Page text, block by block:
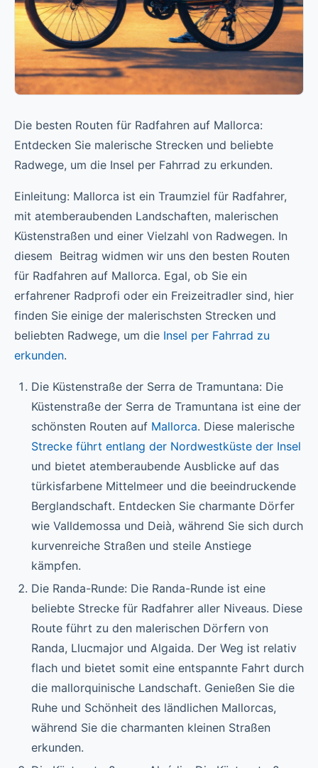
Die besten Routen für Radfahren auf Mallorca:
Entdecken Sie malerische Strecken und beliebte
Radwege, um die Insel per Fahrrad zu erkunden.
Einleitung: Mallorca ist ein Traumziel für Radfahrer,
mit atemberaubenden Landschaften, malerischen
Küstenstraßen und einer Vielzahl von Radwegen. In
diesem Beitrag widmen wir uns den besten Routen
für Radfahren auf Mallorca. Egal, ob Sie ein
erfahrener Radprofi oder ein Freizeitradler sind, hier
finden Sie einige der malerischsten Strecken und
beliebten Radwege, um die Insel per Fahrrad zu
erkunden.
Die Küstenstraße der Serra de Tramuntana: Die
Küstenstraße der Serra de Tramuntana ist eine der
schönsten Routen auf Mallorca. Diese malerische
Strecke führt entlang der Nordwestküste der Insel
und bietet atemberaubende Ausblicke auf das
türkisfarbene Mittelmeer und die beeindruckende
Berglandschaft. Entdecken Sie charmante Dörfer
wie Valldemossa und Deià, während Sie sich durch
kurvenreiche Straßen und steile Anstiege
kämpfen.
Die Randa-Runde: Die Randa-Runde ist eine
beliebte Strecke für Radfahrer aller Niveaus. Diese
Route führt zu den malerischen Dörfern von
Randa, Llucmajor und Algaida. Der Weg ist relativ
flach und bietet somit eine entspannte Fahrt durch
die mallorquinische Landschaft. Genießen Sie die
Ruhe und Schönheit des ländlichen Mallorcas,
während Sie die charmanten kleinen Straßen
erkunden.